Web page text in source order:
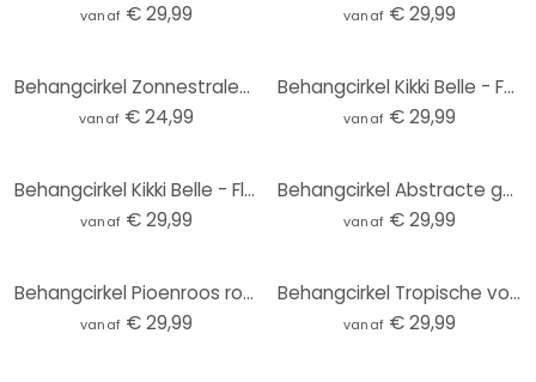
vanaf € 29,99 vanaf € 29,99
Behangcirkel Zonnestralen in het Bos - vliesbehang/zelfklevend vliesbehang
vanaf € 24,99
Behangcirkel Kikki Belle - Forest Wonder - vliesbehang/zelfklevend vliesbehang
vanaf € 29,99
Behangcirkel Kikki Belle - Flamingo Oase - vliesbehang/zelfklevend vliesbehang
vanaf € 29,99
Behangcirkel Abstracte golven in het licht van de schemering - Alpenglow Workshop - vliesbehang/zelf
vanaf € 29,99
Behangcirkel Pioenroos roze - Haase - vliesbehang/zelfklevend vliesbehang
vanaf € 29,99
Behangcirkel Tropische vogels in het bos in de nacht - Haase - vliesbehang/zelfklevend vliesbehang
vanaf € 29,99